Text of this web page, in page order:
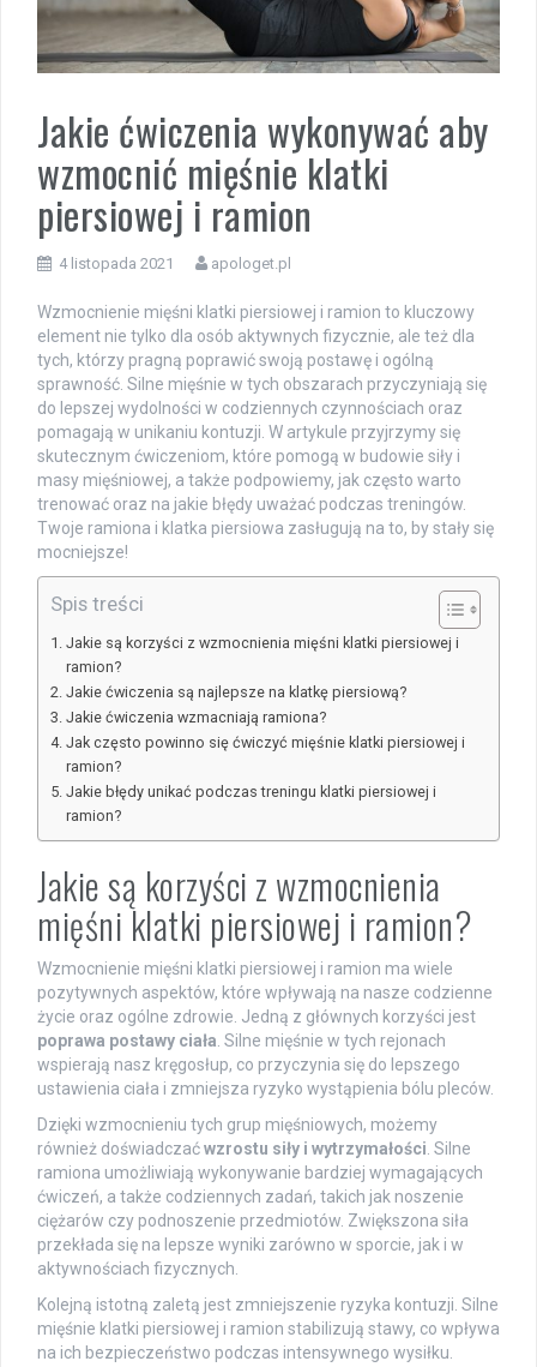
Jakie ćwiczenia wykonywać aby
wzmocnić mięśnie klatki
piersiowej i ramion
4 listopada 2021 apologet.pl
Wzmocnienie mięśni klatki piersiowej i ramion to kluczowy
element nie tylko dla osób aktywnych fizycznie, ale też dla
tych, którzy pragną poprawić swoją postawę i ogólną
sprawność. Silne mięśnie w tych obszarach przyczyniają się
do lepszej wydolności w codziennych czynnościach oraz
pomagają w unikaniu kontuzji. W artykule przyjrzymy się
skutecznym ćwiczeniom, które pomogą w budowie siły i
masy mięśniowej, a także podpowiemy, jak często warto
trenować oraz na jakie błędy uważać podczas treningów.
Twoje ramiona i klatka piersiowa zasługują na to, by stały się
mocniejsze!
Spis treści
Jakie są korzyści z wzmocnienia mięśni klatki piersiowej i
ramion?
Jakie ćwiczenia są najlepsze na klatkę piersiową?
Jakie ćwiczenia wzmacniają ramiona?
Jak często powinno się ćwiczyć mięśnie klatki piersiowej i
ramion?
Jakie błędy unikać podczas treningu klatki piersiowej i
ramion?
Jakie są korzyści z wzmocnienia
mięśni klatki piersiowej i ramion?
Wzmocnienie mięśni klatki piersiowej i ramion ma wiele
pozytywnych aspektów, które wpływają na nasze codzienne
życie oraz ogólne zdrowie. Jedną z głównych korzyści jest
poprawa postawy ciała . Silne mięśnie w tych rejonach
wspierają nasz kręgosłup, co przyczynia się do lepszego
ustawienia ciała i zmniejsza ryzyko wystąpienia bólu pleców.
Dzięki wzmocnieniu tych grup mięśniowych, możemy
również doświadczaćwzrostu siły i wytrzymałości . Silne
ramiona umożliwiają wykonywanie bardziej wymagających
ćwiczeń, a także codziennych zadań, takich jak noszenie
ciężarów czy podnoszenie przedmiotów. Zwiększona siła
przekłada się na lepsze wyniki zarówno w sporcie, jak i w
aktywnościach fizycznych.
Kolejną istotną zaletą jest zmniejszenie ryzyka kontuzji. Silne
mięśnie klatki piersiowej i ramion stabilizują stawy, co wpływa
na ich bezpieczeństwo podczas intensywnego wysiłku.